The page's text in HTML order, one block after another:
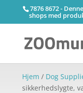
7876 8672 -
shops med
Hjem / Dog
sikkerhedslygte,